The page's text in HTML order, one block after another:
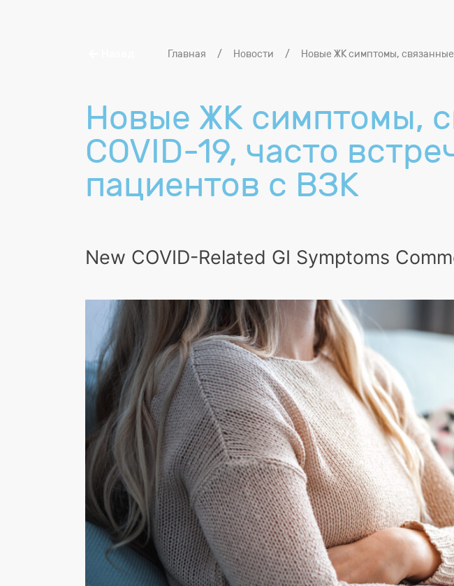
Главная / Новости / Новые ЖК симптомы, связанные
Новые ЖК симптомы,
COVID-19, часто
пациентов с ВЗК
New COVID-Related GI Symptoms